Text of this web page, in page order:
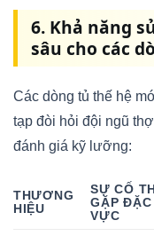
6. Khả năng
sâu cho các
Các dòng tủ thế hệ
tạp đòi hỏi đội ngũ thợ
đánh giá kỹ lưỡng:
THƯƠNG
HIỆU
SỰ CỐ
GẶP ĐẶC
VỰC